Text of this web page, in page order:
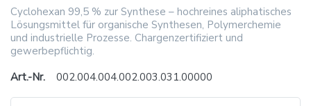
Cyclohexan 99,5 % zur Synthese – hochreines aliphatisches
Lösungsmittel für organische Synthesen, Polymerchemie
und industrielle Prozesse. Chargenzertifiziert und
gewerbepflichtig.
Art.-Nr.
002.004.004.002.003.031.00000